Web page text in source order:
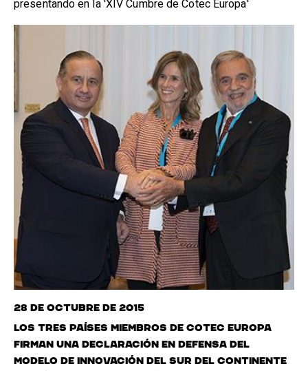
presentando en la 'XIV Cumbre de Cotec Europa'
28 de octubre de 2015
Los tres países miembros de Cotec Europa
firman una declaración en defensa del
modelo de innovación del sur del continente